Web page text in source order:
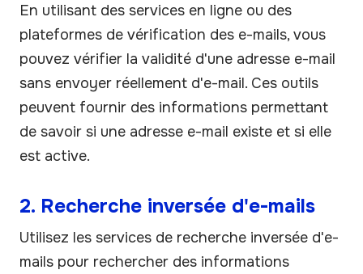
En utilisant des services en ligne ou des
plateformes de vérification des e-mails, vous
pouvez vérifier la validité d'une adresse e-mail
sans envoyer réellement d'e-mail. Ces outils
peuvent fournir des informations permettant
de savoir si une adresse e-mail existe et si elle
est active.
2. Recherche inversée d'e-mails
Utilisez les services de recherche inversée d'e-
mails pour rechercher des informations